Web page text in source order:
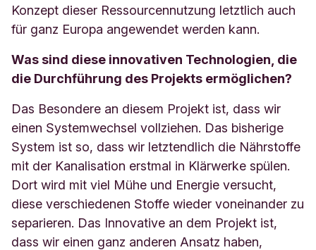
Konzept dieser Ressourcennutzung letztlich auch
für ganz Europa angewendet werden kann.
Was sind diese innovativen Technologien, die
die Durchführung des Projekts ermöglichen?
Das Besondere an diesem Projekt ist, dass wir
einen Systemwechsel vollziehen. Das bisherige
System ist so, dass wir letztendlich die Nährstoffe
mit der Kanalisation erstmal in Klärwerke spülen.
Dort wird mit viel Mühe und Energie versucht,
diese verschiedenen Stoffe wieder voneinander zu
separieren. Das Innovative an dem Projekt ist,
dass wir einen ganz anderen Ansatz haben,